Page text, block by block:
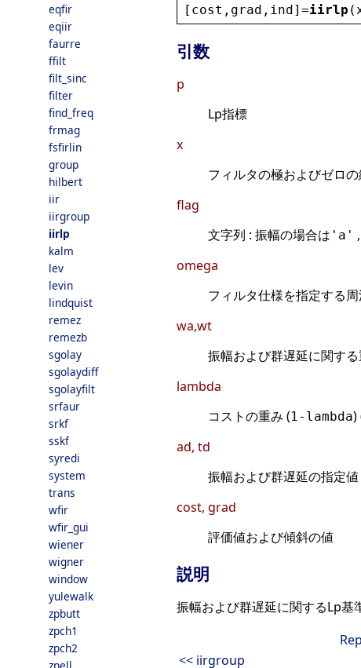
eqfir
eqiir
faurre
ffilt
filt_sinc
filter
find_freq
frmag
fsfirlin
group
hilbert
iir
iirgroup
iirlp
kalm
lev
levin
lindquist
remez
remezb
sgolay
sgolaydiff
sgolayfilt
srfaur
srkf
sskf
syredi
system
trans
wfir
wfir_gui
wiener
wigner
window
yulewalk
zpbutt
zpch1
zpch2
[ cost , grad , ind]=iirlp (
引数
p
Lp指標
x
フィルタの極およびゼロ
flag
文字列 : 振幅の場合は 'a'
omega
フィルタ仕様を指定する
wa,wt
振幅および群遅延に関す
lambda
コストの重み (1-lambda)
ad, td
振幅および群遅延の指定値
cost, grad
評価値および傾斜の値
説明
振幅および群遅延に関するLp
<< iirgroup